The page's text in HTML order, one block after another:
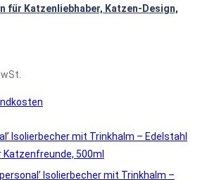
für Katzenliebhaber, Katzen-Design,